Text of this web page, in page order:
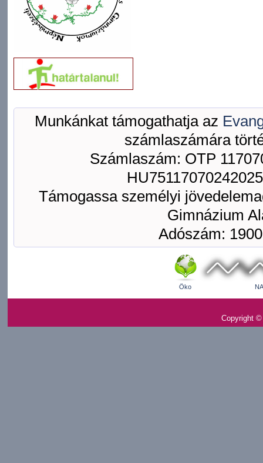
Munkánkat támogathatja az
számlaszámára
Számlaszám: OTP
Támogassa személyi
Gimnázium
Adószám:
Öko
Copyright